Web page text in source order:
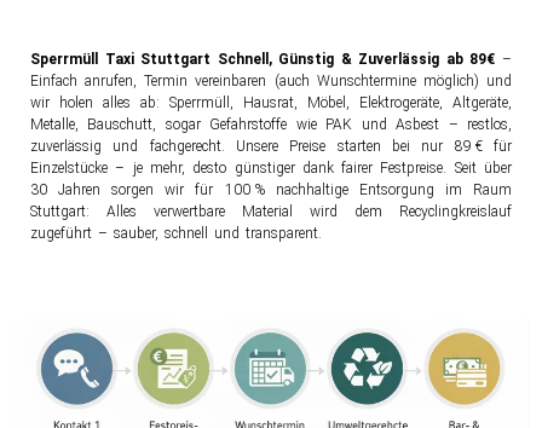
Sperrmüll Taxi Stuttgart Schnell, Günstig & Zuverlässig ab 89€ –
Einfach anrufen, Termin vereinbaren (auch Wunschtermine möglich) und
wir holen alles ab: Sperrmüll, Hausrat, Möbel, Elektrogeräte, Altgeräte,
Metalle, Bauschutt, sogar Gefahrstoffe wie PAK und Asbest – restlos,
zuverlässig und fachgerecht. Unsere Preise starten bei nur 89 € für
Einzelstücke – je mehr, desto günstiger dank fairer Festpreise. Seit über
30 Jahren sorgen wir für 100 % nachhaltige Entsorgung im Raum
Stuttgart: Alles verwertbare Material wird dem Recyclingkreislauf
zugeführt – sauber, schnell und transparent.